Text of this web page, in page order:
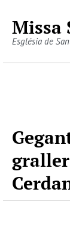
Missa
Església de